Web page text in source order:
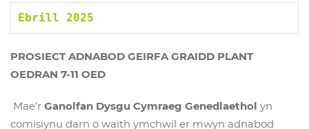
Ebrill 2025
PROSIECT ADNABOD GEIRFA GRAIDD PLANT
OEDRAN 7-11 OED
Mae’r Ganolfan Dysgu Cymraeg Genedlaethol yn
comisiynu darn o waith ymchwil er mwyn adnabod